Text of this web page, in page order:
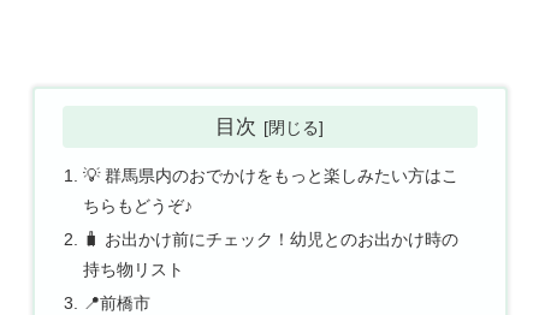
目次
💡 群馬県内のおでかけをもっと楽しみたい方はこ
ちらもどうぞ♪
🧳 お出かけ前にチェック！幼児とのお出かけ時の
持ち物リスト
📍前橋市